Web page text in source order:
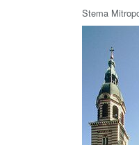
Stema